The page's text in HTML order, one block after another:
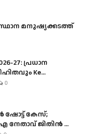
മനുഷ്യക്കടത്ത്
27: പ്രധാന
Ke...
0
ഷോട്ട് കേസ്;
ജിതിൻ ...